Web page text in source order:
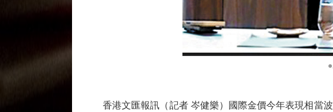
香港文匯報訊（記者 岑健樂）國際金價今年表現相當波